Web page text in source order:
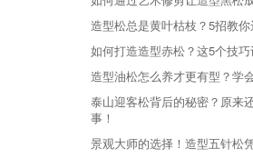
造型松总是黄叶枯枝？5招教你
如何打造造型赤松？这5个技巧
造型油松怎么养才更有型？学
泰山迎客松背后的秘密？原来
事！
景观大师的选择！造型五针松